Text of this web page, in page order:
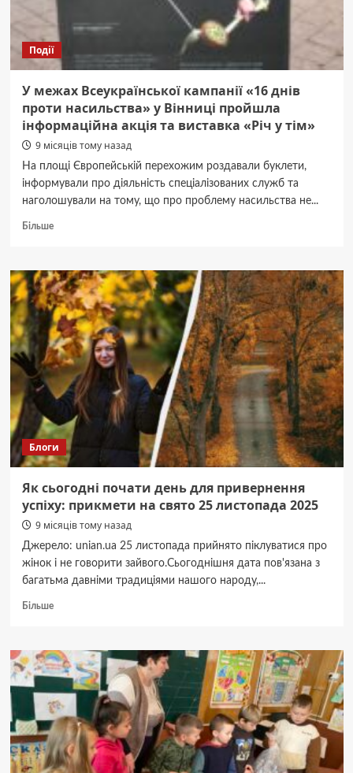
мужніми
Події
У межах Всеукраїнської кампанії «16 днів
проти насильства» у Вінниці пройшла
інформаційна акція та виставка «Річ у тім»
9 місяців тому назад
На площі Європейській перехожим роздавали буклети,
інформували про діяльність спеціалізованих служб та
наголошували на тому, що про проблему насильства не...
БільшеДокладніше
межах
Всеукраїнської
кампанії
«16
днів
проти
насильства»
у
Вінниці
пройшла
інформаційна
акція
та
виставка
у
тім»
Блоги
Як сьогодні почати день для привернення
успіху: прикмети на свято 25 листопада 2025
9 місяців тому назад
Джерело: unian.ua 25 листопада прийнято піклуватися про
жінок і не говорити зайвого.Сьогоднішня дата пов'язана з
багатьма давніми традиціями нашого народу,...
БільшеДокладніше
сьогодні
почати
день
для
привернення
успіху:
прикмети
на
свято